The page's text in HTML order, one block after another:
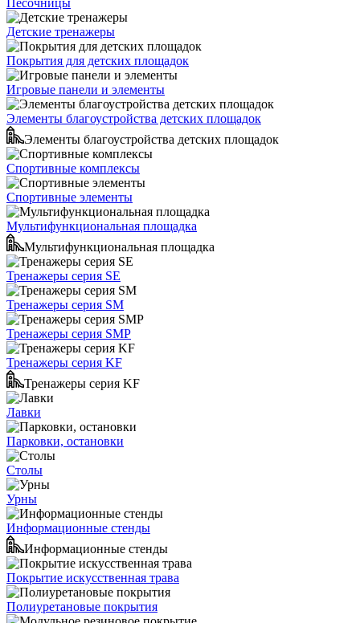
Песочницы
Детские тренажеры
Покрытия для детских площадок
Игровые панели и элементы
Элементы благоустройства детских площадок
Элементы благоустройства детских площадок
Спортивные комплексы
Спортивные элементы
Мультифункциональная площадка
Мультифункциональная площадка
Тренажеры серия SE
Тренажеры серия SM
Тренажеры серия SMP
Тренажеры серия KF
Тренажеры серия KF
Лавки
Парковки, остановки
Столы
Урны
Информационные стенды
Информационные стенды
Покрытие искусственная трава
Полиуретановые покрытия